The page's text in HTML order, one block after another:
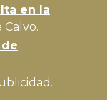
en la